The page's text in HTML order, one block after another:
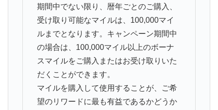
期間中でない限り、暦年ごとのご購入、
受け取り可能なマイルは、100,000マイ
ルまでとなります。キャンペーン期間中
の場合は、100,000マイル以上のボーナ
スマイルをご購入またはお受け取りいた
だくことができます。
マイルを購入して使用することが、ご希
望のリワードに最も有益であるかどうか